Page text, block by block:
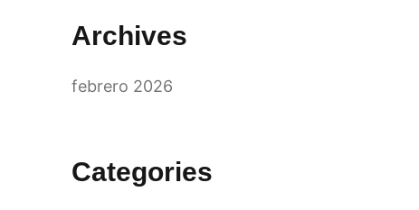
Archives
febrero 2026
Categories